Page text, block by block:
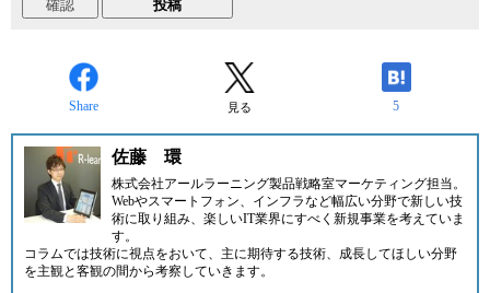
Share 見る 5
佐藤 環
株式会社アールラーニング製品戦略室マーケティング担当。
Webやスマートフォン、インフラなど幅広い分野で新しい技
術に取り組み、楽しいIT業界にすべく新規事業を考えていま
す。
コラムでは技術に視点をおいて、主に期待する技術、成長してほしい分野
を主観と客観の間から考察していきます。